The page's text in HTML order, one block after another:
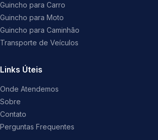
Guincho para Carro
Guincho para Moto
Guincho para Caminhão
Transporte de Veículos
Links Úteis
Onde Atendemos
Sobre
Contato
Perguntas Frequentes